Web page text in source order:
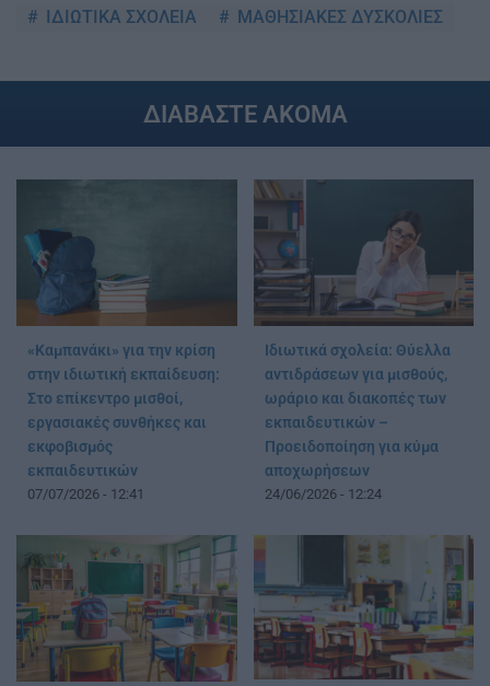
ΙΔΙΩΤΙΚΑ ΣΧΟΛΕΙΑ
ΜΑΘΗΣΙΑΚΕΣ ΔΥΣΚΟΛΙΕΣ
ΔΙΑΒΑΣΤΕ ΑΚΟΜΑ
«Καμπανάκι» για την κρίση
στην ιδιωτική εκπαίδευση:
Στο επίκεντρο μισθοί,
εργασιακές συνθήκες και
εκφοβισμός
εκπαιδευτικών
07/07/2026 - 12:41
Ιδιωτικά σχολεία: Θύελλα
αντιδράσεων για μισθούς,
ωράριο και διακοπές των
εκπαιδευτικών –
Προειδοποίηση για κύμα
αποχωρήσεων
24/06/2026 - 12:24